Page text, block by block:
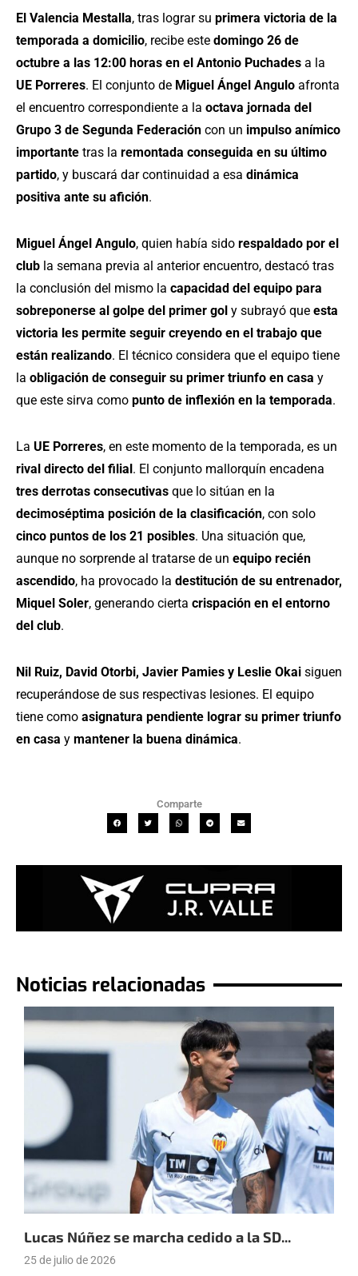
El Valencia Mestalla, tras lograr su primera victoria de la
temporada a domicilio, recibe este domingo 26 de
octubre a las 12:00 horas en el Antonio Puchades a la
UE Porreres. El conjunto de Miguel Ángel Angulo afronta
el encuentro correspondiente a la octava jornada del
Grupo 3 de Segunda Federación con un impulso anímico
importante tras la remontada conseguida en su último
partido, y buscará dar continuidad a esa dinámica
positiva ante su afición.
Miguel Ángel Angulo, quien había sido respaldado por el
club la semana previa al anterior encuentro, destacó tras
la conclusión del mismo la capacidad del equipo para
sobreponerse al golpe del primer gol y subrayó que esta
victoria les permite seguir creyendo en el trabajo que
están realizando. El técnico considera que el equipo tiene
la obligación de conseguir su primer triunfo en casa y
que este sirva como punto de inflexión en la temporada.
La UE Porreres, en este momento de la temporada, es un
rival directo del filial. El conjunto mallorquín encadena
tres derrotas consecutivas que lo sitúan en la
decimoséptima posición de la clasificación, con solo
cinco puntos de los 21 posibles. Una situación que,
aunque no sorprende al tratarse de un equipo recién
ascendido, ha provocado la destitución de su entrenador,
Miquel Soler, generando cierta crispación en el entorno
del club.
Nil Ruiz, David Otorbi, Javier Pamies y Leslie Okai siguen
recuperándose de sus respectivas lesiones. El equipo
tiene como asignatura pendiente lograr su primer triunfo
en casa y mantener la buena dinámica.
Comparte
Noticias relacionadas
Lucas Núñez se marcha cedido a la SD...
25 de julio de 2026